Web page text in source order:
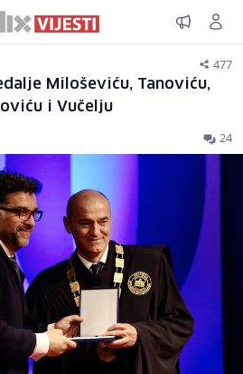
477
Miloševiću, Tanoviću,
i Vučelju
24